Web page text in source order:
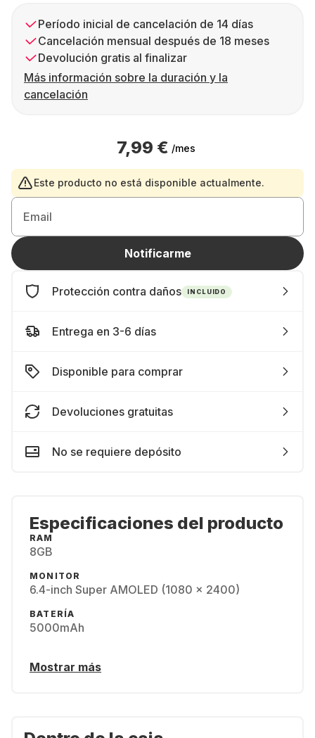
Período inicial de cancelación de 14 días
Cancelación mensual después de 18 meses
Devolución gratis al finalizar
Más información sobre la duración y la
cancelación
7,99 € /mes
Este producto no está disponible actualmente.
Email
Notificarme
Protección contra daños INCLUIDO
Entrega en 3-6 días
Disponible para comprar
Devoluciones gratuitas
No se requiere depósito
Especificaciones del producto
RAM
8GB
MONITOR
6.4-inch Super AMOLED (1080 x 2400)
BATERÍA
5000mAh
Mostrar más